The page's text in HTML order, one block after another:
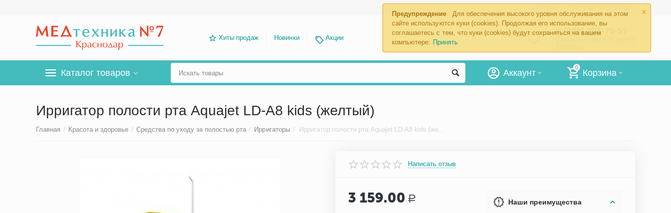
×
Предупреждение
Для обеспечения высокого уровня обслуживания на этом
сайте используются куки (cookies). Продолжая его использование, вы
соглашаетесь с тем, что куки (cookies) будут сохраняться на вашем
компьютере: Принять
Хиты продаж Новинки Акции
8 (800) 201-70-57
Каталог товаров
0
Корзина
Аккаунт
Ирригатор полости рта Aquajet LD-A8 kids (желтый)
Главная / Красота и здоровье / Средства по уходу за полостью рта / Ирригаторы / Ирригатор полости рта Aquajet LD-A8 kids (желтый)
Написать отзыв
3 159.00 Р Наши преимущества